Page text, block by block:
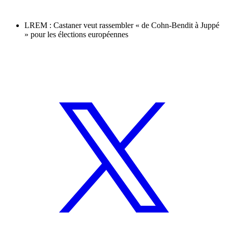
LREM : Castaner veut rassembler « de Cohn-Bendit à Juppé
» pour les élections européennes